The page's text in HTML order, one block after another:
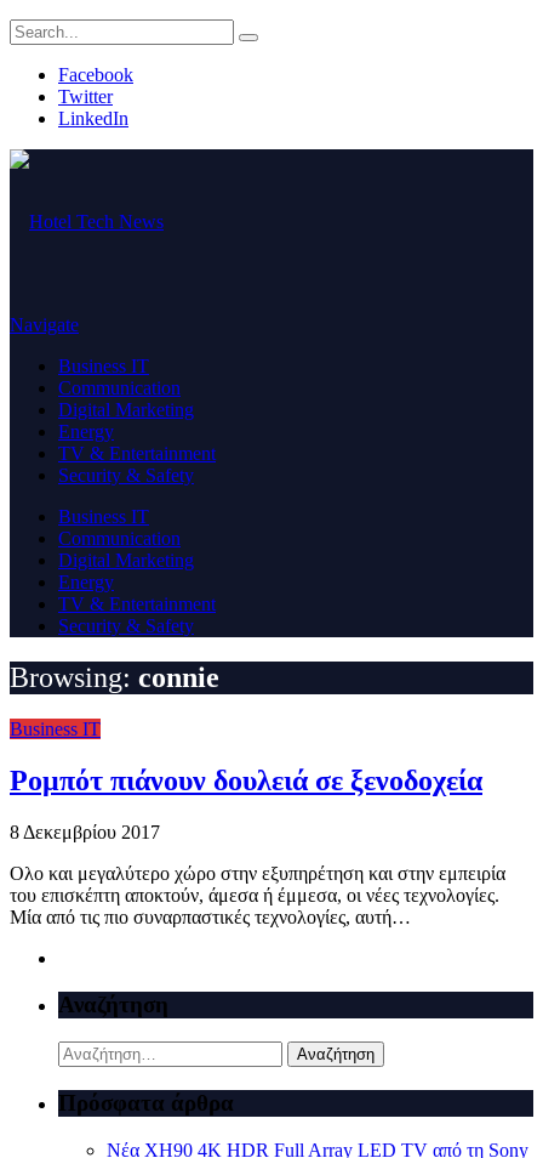
Facebook
Twitter
LinkedIn
Navigate
Business IT
Communication
Digital Marketing
Energy
TV & Entertainment
Security & Safety
Business IT
Communication
Digital Marketing
Energy
TV & Entertainment
Security & Safety
Browsing: connie
Business IT
Ρομπότ πιάνουν δουλειά σε ξενοδοχεία
8 Δεκεμβρίου 2017
Ολο και μεγαλύτερο χώρο στην εξυπηρέτηση και στην εμπειρία
του επισκέπτη αποκτούν, άμεσα ή έμμεσα, οι νέες τεχνολογίες.
Μία από τις πιο συναρπαστικές τεχνολογίες, αυτή…
Αναζήτηση
Αναζήτηση
για:
Πρόσφατα άρθρα
Νέα XH90 4K HDR Full Array LED TV από τη Sony